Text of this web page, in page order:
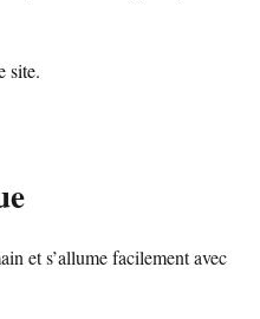
site.
et s’allume facilement avec